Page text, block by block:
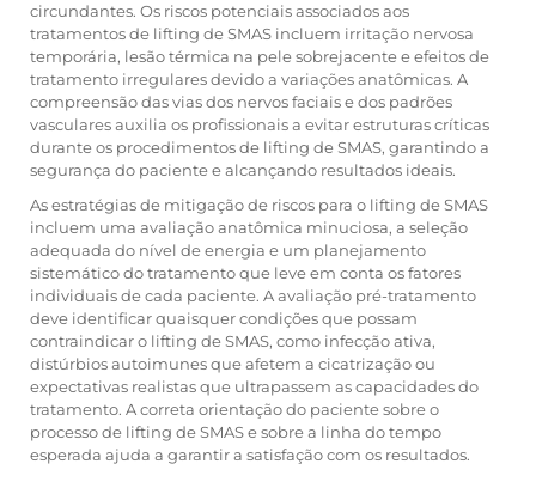
circundantes. Os riscos potenciais associados aos
tratamentos de lifting de SMAS incluem irritação nervosa
temporária, lesão térmica na pele sobrejacente e efeitos de
tratamento irregulares devido a variações anatômicas. A
compreensão das vias dos nervos faciais e dos padrões
vasculares auxilia os profissionais a evitar estruturas críticas
durante os procedimentos de lifting de SMAS, garantindo a
segurança do paciente e alcançando resultados ideais.
As estratégias de mitigação de riscos para o lifting de SMAS
incluem uma avaliação anatômica minuciosa, a seleção
adequada do nível de energia e um planejamento
sistemático do tratamento que leve em conta os fatores
individuais de cada paciente. A avaliação pré-tratamento
deve identificar quaisquer condições que possam
contraindicar o lifting de SMAS, como infecção ativa,
distúrbios autoimunes que afetem a cicatrização ou
expectativas realistas que ultrapassem as capacidades do
tratamento. A correta orientação do paciente sobre o
processo de lifting de SMAS e sobre a linha do tempo
esperada ajuda a garantir a satisfação com os resultados.